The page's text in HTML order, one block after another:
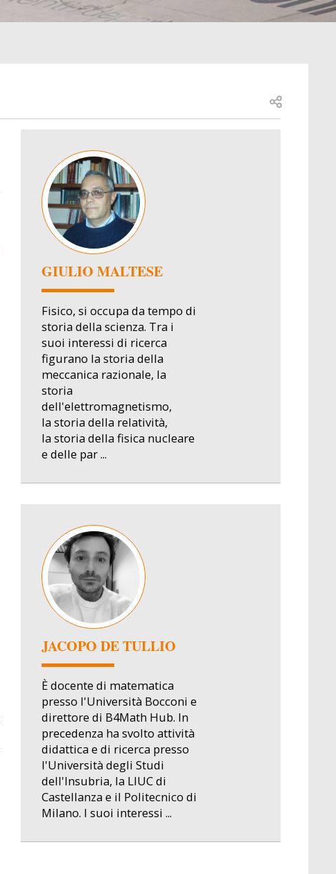
Open share
Image
GIULIO MALTESE
Fisico, si occupa da tempo di
storia della scienza. Tra i
suoi interessi di ricerca
figurano la storia della
meccanica razionale, la
storia
dell'elettromagnetismo,
la storia della relatività,
la storia della fisica nucleare
e delle par ...
Image
JACOPO DE TULLIO
È docente di matematica
presso l'Università Bocconi e
direttore di B4Math Hub. In
precedenza ha svolto attività
didattica e di ricerca presso
l'Università degli Studi
dell'Insubria, la LIUC di
Castellanza e il Politecnico di
Milano. I suoi interessi ...